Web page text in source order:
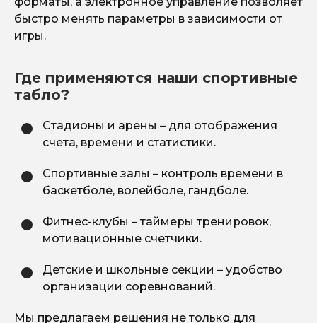
быстро менять параметры в зависимости от
игры.
Где применяются наши спортивные
табло?
Стадионы и арены – для отображения
счета, времени и статистики.
Спортивные залы – контроль времени в
баскетболе, волейболе, гандболе.
Фитнес-клубы – таймеры тренировок,
мотивационные счетчики.
Детские и школьные секции – удобство
организации соревнований.
Мы предлагаем решения не только для